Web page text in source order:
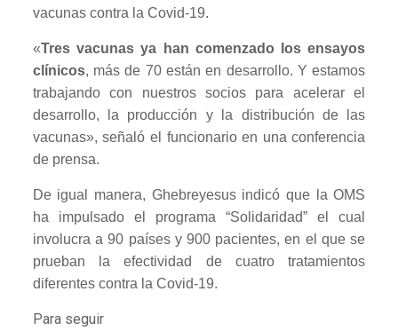
vacunas contra la Covid-19.
«Tres vacunas ya han comenzado los ensayos
clínicos, más de 70 están en desarrollo. Y estamos
trabajando con nuestros socios para acelerar el
desarrollo, la producción y la distribución de las
vacunas», señaló el funcionario en una conferencia
de prensa.
De igual manera, Ghebreyesus indicó que la OMS
ha impulsado el programa “Solidaridad” el cual
involucra a 90 países y 900 pacientes, en el que se
prueban la efectividad de cuatro tratamientos
diferentes contra la Covid-19.
Para seguir